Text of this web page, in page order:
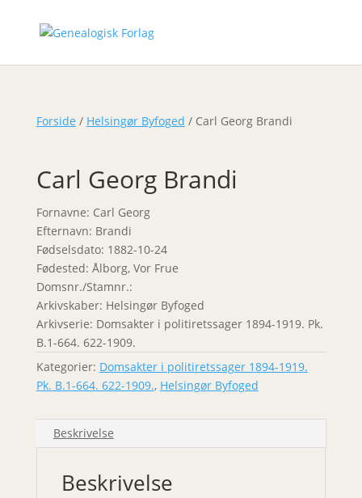
Forside / Helsingør Byfoged / Carl Georg Brandi
Carl Georg Brandi
Fornavne: Carl Georg
Efternavn: Brandi
Fødselsdato: 1882-10-24
Fødested: Ålborg, Vor Frue
Domsnr./Stamnr.:
Arkivskaber: Helsingør Byfoged
Arkivserie: Domsakter i politiretssager 1894-1919. Pk.
B.1-664. 622-1909.
Kategorier: Domsakter i politiretssager 1894-1919.
Pk. B.1-664. 622-1909., Helsingør Byfoged
Beskrivelse
Beskrivelse